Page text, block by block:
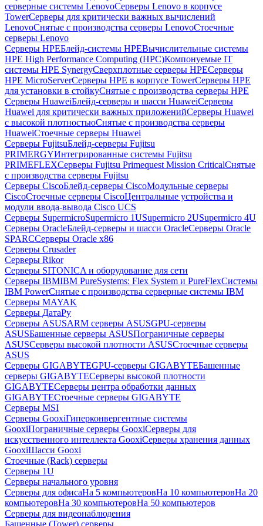
серверные системы LenovoСерверы Lenovo в корпусе
TowerСерверы для критически важных вычислений
LenovoСнятые с производства серверы LenovoСтоечные
серверы Lenovo
Серверы HPEБлейд-системы HPEВычислительные системы
HPE High Performance Computing (HPC)Компонуемые IT
системы HPE SynergyСверхплотные серверы HPEСерверы
HPE MicroServerСерверы HPE в корпусе TowerСерверы HPE
для установки в стойкуСнятые с производства серверы HPE
Серверы HuaweiБлейд-серверы и шасси HuaweiСерверы
Huawei для критически важных приложенийСерверы Huawei
с высокой плотностьюСнятые с производства серверы
HuaweiСтоечные серверы Huawei
Серверы FujitsuБлейд-серверы Fujitsu
PRIMERGYИнтегрированные системы Fujitsu
PRIMEFLEXСерверы Fujitsu Primequest Mission CriticalСнятые
с производства серверы Fujitsu
Серверы CiscoБлейд-серверы CiscoМодульные серверы
CiscoСтоечные серверы CiscoЦентральные устройства и
модули ввода-вывода Cisco UCS
Серверы SupermicroSupermicro 1USupermicro 2USupermicro 4U
Серверы OracleБлейд-серверы и шасси OracleСерверы Oracle
SPARCСерверы Oracle x86
Серверы Crusader
Серверы Rikor
Серверы SITONICA и оборудование для сети
Серверы IBMIBM PureSystems: Flex System и PureFlexСистемы
IBM PowerСнятые с производства серверные системы IBM
Серверы MAYAK
Серверы ДатаРу
Серверы ASUSARM серверы ASUSGPU-серверы
ASUSБашенные серверы ASUSПограничные серверы
ASUSСерверы высокой плотности ASUSСтоечные серверы
ASUS
Серверы GIGABYTEGPU-серверы GIGABYTEБашенные
серверы GIGABYTEСерверы высокой плотности
GIGABYTEСерверы центра обработки данных
GIGABYTEСтоечные серверы GIGABYTE
Серверы MSI
Серверы GooxiГиперконвергентные системы
GooxiПограничные серверы GooxiСерверы для
искусственного интеллекта GooxiСерверы хранения данных
GooxiШасси Gooxi
Стоечные (Rack) серверы
Серверы 1U
Серверы начального уровня
Серверы для офисаНа 5 компьютеровНа 10 компьютеровНа 20
компьютеровНа 30 компьютеровНа 50 компьютеров
Серверы для видеонаблюдения
Башенные (Tower) серверы